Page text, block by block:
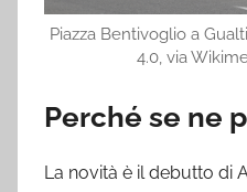
Piazza Bentivoglio a
4.0, via
Perché se ne
La novità è il debutto di